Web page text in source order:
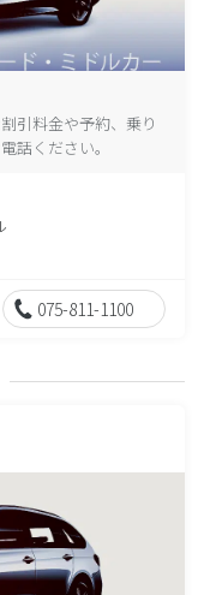
引料金や予約、乗り
話ください。
075-811-1100